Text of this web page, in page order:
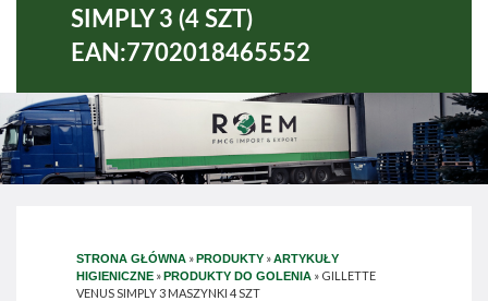
SIMPLY 3 (4 SZT)
EAN:7702018465552
STRONA GŁÓWNA »PRODUKTY »ARTYKUŁY
HIGIENICZNE »PRODUKTY DO GOLENIA » GILLETTE
VENUS SIMPLY 3 MASZYNKI 4 SZT